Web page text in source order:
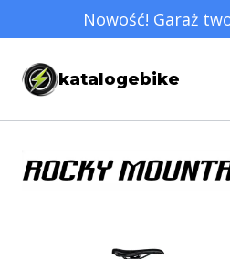
do
treści
Nowość! Garaż
katalogebike